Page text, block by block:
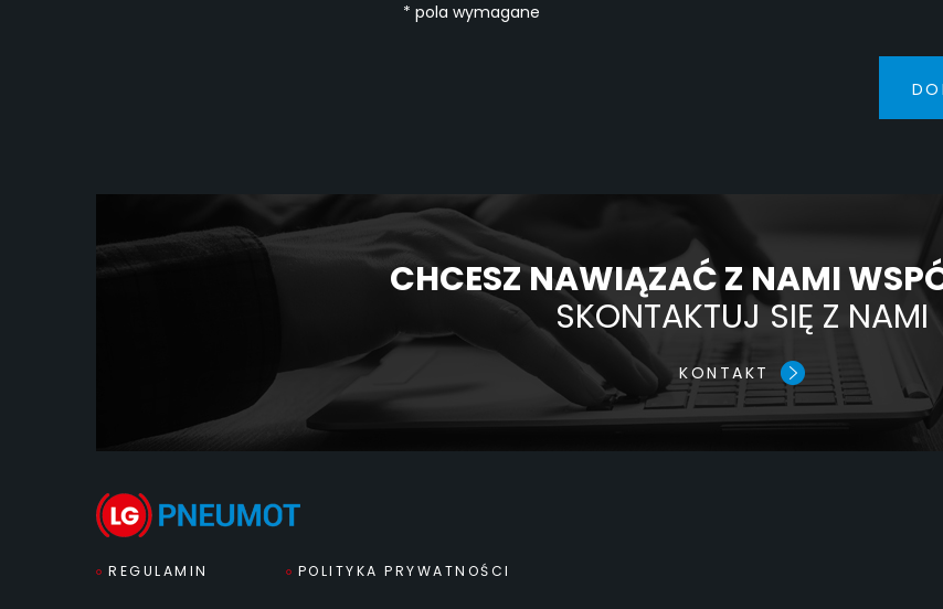
* pola wymagane
CHCESZ NAWIĄZAĆ Z NAMI
SKONTAKTUJ SIĘ Z NAMI
KONTAKT
REGULAMIN POLITYKA PRYWATNOŚCI